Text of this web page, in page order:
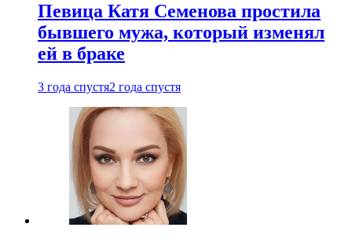
Певица Катя Семенова простила
бывшего мужа, который изменял
ей в браке
3 года спустя2 года спустя